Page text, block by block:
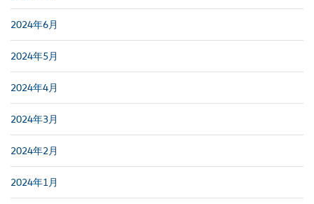
2024年6月
2024年5月
2024年4月
2024年3月
2024年2月
2024年1月